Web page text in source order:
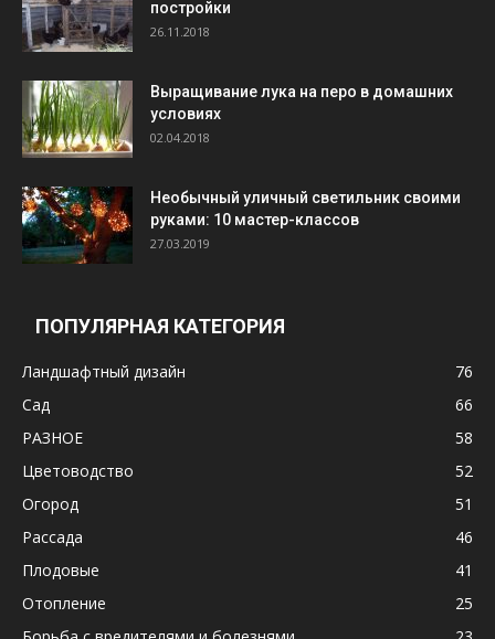
постройки
26.11.2018
Выращивание лука на перо в домашних
условиях
02.04.2018
Необычный уличный светильник своими
руками: 10 мастер-классов
27.03.2019
ПОПУЛЯРНАЯ КАТЕГОРИЯ
Ландшафтный дизайн
76
Сад
66
РАЗНОЕ
58
Цветоводство
52
Огород
51
Рассада
46
Плодовые
41
Отопление
25